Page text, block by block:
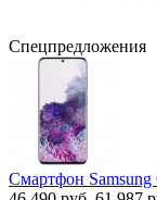
Спецпредложения
Смартфон Samsung